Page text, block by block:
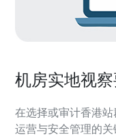
机房实地视
在选择或审计香港
运营与安全管理的